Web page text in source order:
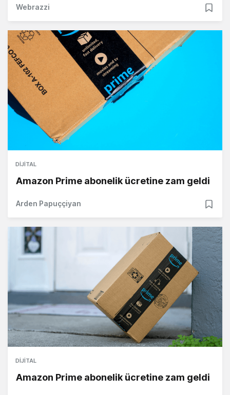
Webrazzi
DIJITAL
Amazon Prime abonelik ücretine zam geldi
Arden Papuççiyan
DIJITAL
Amazon Prime abonelik ücretine zam geldi